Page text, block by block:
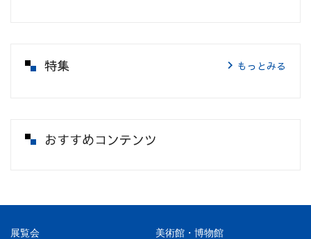
特集 もっとみる
おすすめコンテンツ
展覧会 美術館・博物館